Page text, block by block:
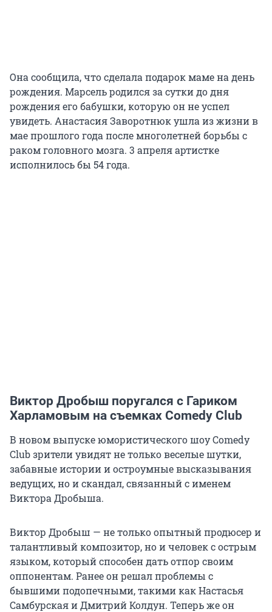
Она сообщила, что сделала подарок маме на день
рождения. Марсель родился за сутки до дня
рождения его бабушки, которую он не успел
увидеть. Анастасия Заворотнюк ушла из жизни в
мае прошлого года после многолетней борьбы с
раком головного мозга. 3 апреля артистке
исполнилось бы 54 года.
Виктор Дробыш поругался с Гариком
Харламовым на съемках Comedy Club
В новом выпуске юмористического шоу Comedy
Club зрители увидят не только веселые шутки,
забавные истории и остроумные высказывания
ведущих, но и скандал, связанный с именем
Виктора Дробыша.
Виктор Дробыш — не только опытный продюсер и
талантливый композитор, но и человек с острым
языком, который способен дать отпор своим
оппонентам. Ранее он решал проблемы с
бывшими подопечными, такими как Настасья
Самбурская и Дмитрий Колдун. Теперь же он